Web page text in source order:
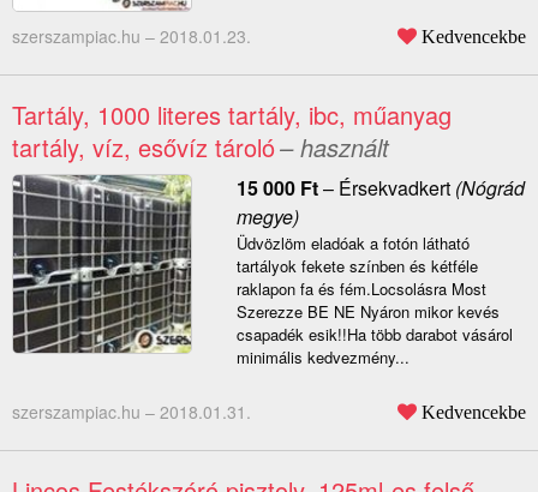
szerszampiac.hu – 2018.01.23. Kedvencekbe
Tartály, 1000 literes tartály, ibc, műanyag
tartály, víz, esővíz tároló– használt
15 000 Ft– Érsekvadkert(Nógrád
megye)
Üdvözlöm eladóak a fotón látható
tartályok fekete színben és kétféle
raklapon fa és fém.Locsolásra Most
Szerezze BE NE Nyáron mikor kevés
csapadék esik!!Ha több darabot vásárol
minimális kedvezmény...
szerszampiac.hu – 2018.01.31. Kedvencekbe